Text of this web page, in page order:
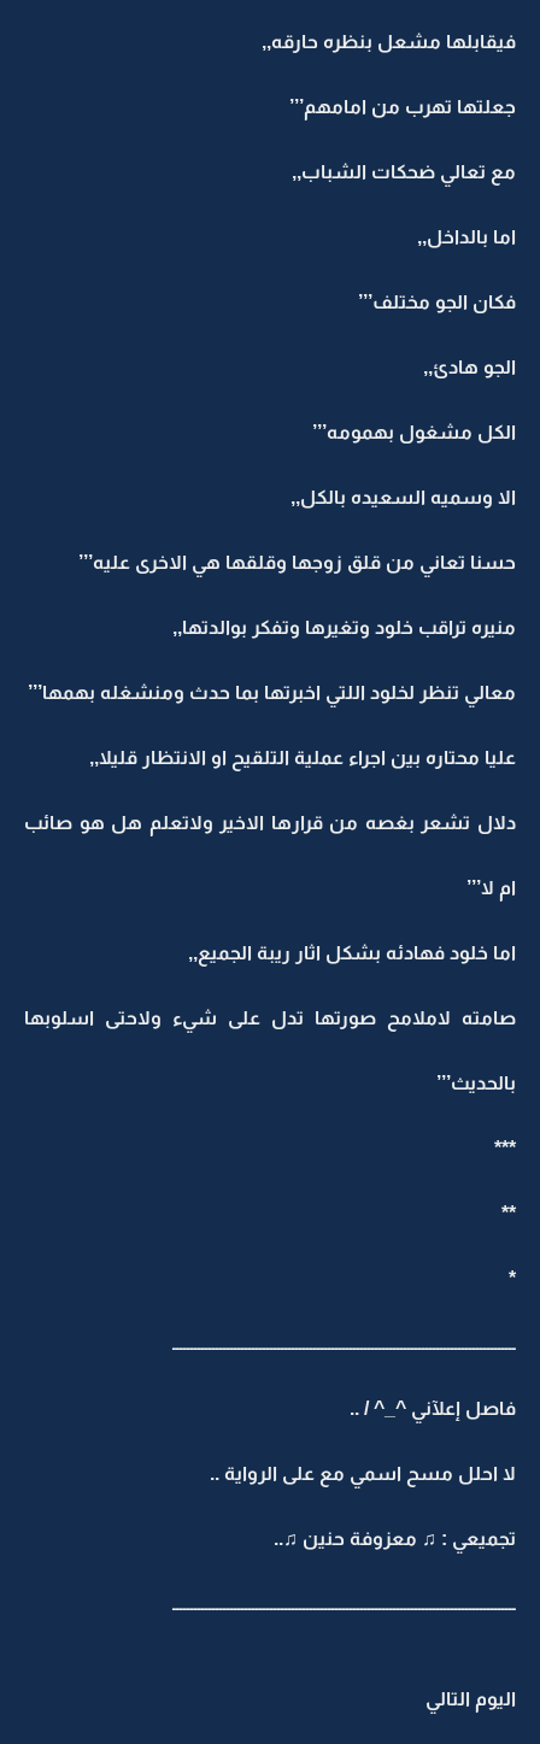
فيقابلها مشعل بنظره حارقه,,
جعلتها تهرب من امامهم’’’
مع تعالي ضحكات الشباب,,
اما بالداخل,,
فكان الجو مختلف’’’
الجو هادئ,,
الكل مشغول بهمومه’’’
الا وسميه السعيده بالكل,,
حسنا تعاني من قلق زوجها وقلقها هي الاخرى عليه’’’
منيره تراقب خلود وتغيرها وتفكر بوالدتها,,
معالي تنظر لخلود اللتي اخبرتها بما حدث ومنشغله بهمها’’’
عليا محتاره بين اجراء عملية التلقيح او الانتظار قليلا,,
دلال تشعر بغصه من قرارها الاخير ولاتعلم هل هو صائب
ام لا’’’
اما خلود فهادئه بشكل اثار ريبة الجميع,,
صامته لاملامح صورتها تدل على شيء ولاحتى اسلوبها
بالحديث’’’
***
**
*
ـــــــــــــــــــــــــــــــــــــــــــــــــــــــــــــــــــــــــــــــــــــــــــــــ
فاصل إعلآني ^_^ / ..
لا احلل مسح اسمي مع على الرواية ..
تجميعي : ♫ معزوفة حنين ♫..
ـــــــــــــــــــــــــــــــــــــــــــــــــــــــــــــــــــــــــــــــــــــــــــــــ
اليوم التالي